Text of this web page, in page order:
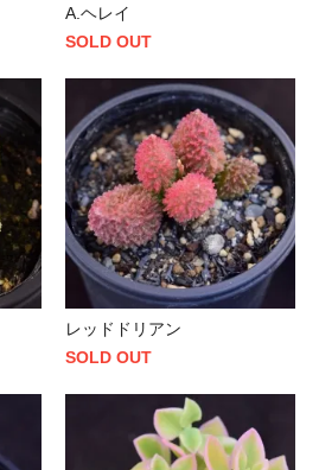
A.ヘレイ
SOLD OUT
レッドドリアン
SOLD OUT